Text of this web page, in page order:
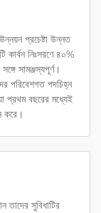
প্রচেষ্টা উন্নত
কার্বন নিঃসরণে ৪০%
সামঞ্জস্যপূর্ণ।
পরিবেশগত পদচিহ্ন
প্রথম বছরের মধ্যেই
করে।
তাদের সুবিধাটির